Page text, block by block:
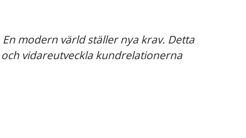
modern värld ställer nya krav. Detta
vidareutveckla kundrelationerna